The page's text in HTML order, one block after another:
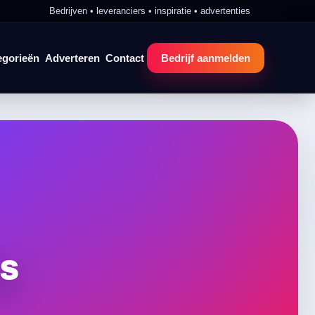
Bedrijven • leveranciers • inspiratie • advertenties
Adverteren Contact Bedrijf aanmelden